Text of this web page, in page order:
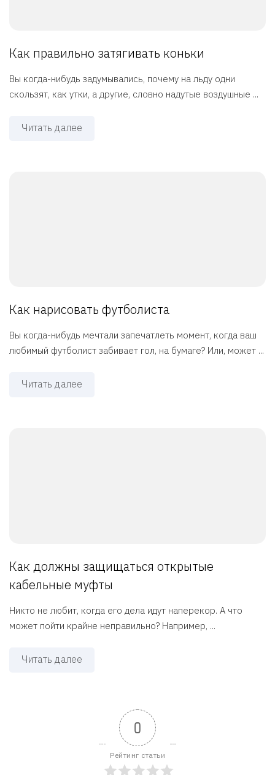
Как правильно затягивать коньки
Вы когда-нибудь задумывались, почему на льду одни
скользят, как утки, а другие, словно надутые воздушные ...
Читать далее
Как нарисовать футболиста
Вы когда-нибудь мечтали запечатлеть момент, когда ваш
любимый футболист забивает гол, на бумаге? Или, может ...
Читать далее
Как должны защищаться открытые
кабельные муфты
Никто не любит, когда его дела идут наперекор. А что
может пойти крайне неправильно? Например, ...
Читать далее
0
Рейтинг статьи